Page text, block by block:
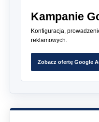
Kampanie
Konfiguracja,
reklamowych.
Zobacz ofertę Google